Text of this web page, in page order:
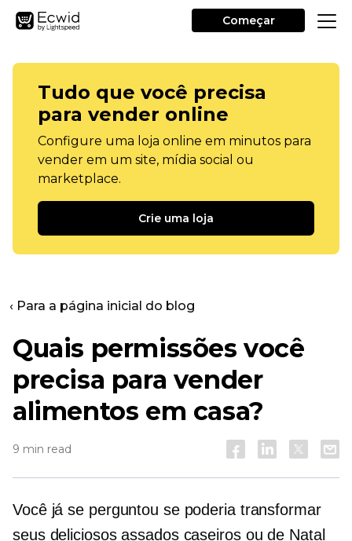
Começar
Tudo que você precisa
para vender online
Configure uma loja online em minutos para
vender em um site, mídia social ou
marketplace.
Crie uma loja
‹ Para a página inicial do blog
Quais permissões você
precisa para vender
alimentos em casa?
9 min read
Você já se perguntou se poderia transformar
seus deliciosos assados ​​caseiros ou de Natal